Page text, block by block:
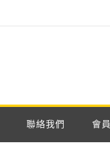
聯絡我們 會員